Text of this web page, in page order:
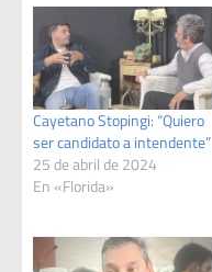
Cayetano Stopingi: “Quiero
ser candidato a intendente”
25 de abril de 2024
En «Florida»